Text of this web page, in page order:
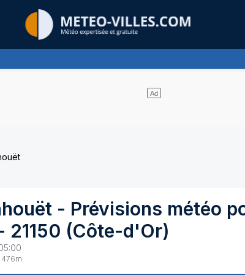
de nuages
- Prévisions météo
21150 (Côte-d'Or)
476m